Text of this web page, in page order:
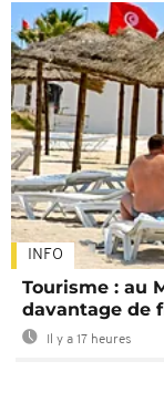
INFO
Tourisme : au
davantage de
Il y a 17 heures